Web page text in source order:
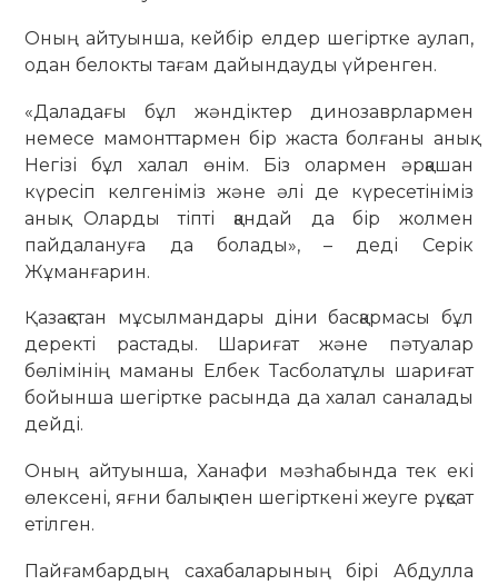
Оның айтуынша, кейбір елдер шегіртке аулап,
одан белокты тағам дайындауды үйренген.
«Даладағы бұл жәндіктер динозаврлармен
немесе мамонттармен бір жаста болғаны анық.
Негізі бұл халал өнім. Біз олармен әрқашан
күресіп келгеніміз және әлі де күресетініміз
анық. Оларды тіпті қандай да бір жолмен
пайдалануға да болады», – деді Серік
Жұманғарин.
Қазақстан мұсылмандары діни басқармасы бұл
деректі растады. Шариғат және пәтуалар
бөлімінің маманы Елбек Тасболатұлы шариғат
бойынша шегіртке расында да халал саналады
дейді.
Оның айтуынша, Ханафи мәзһабында тек екі
өлексені, яғни балық пен шегірткені жеуге рұқсат
етілген.
Пайғамбардың сахабаларының бірі Абдулла